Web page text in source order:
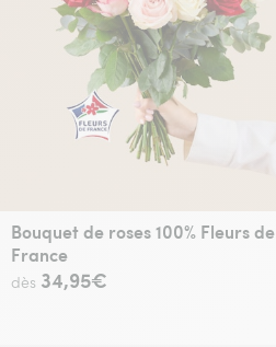
Bouquet de roses 100% Fleurs de
France
dès 34,95€